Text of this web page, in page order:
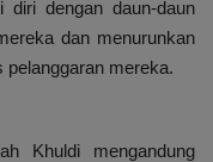
diri dengan daun-daun
dan menurunkan
mereka.
Khuldi mengandung